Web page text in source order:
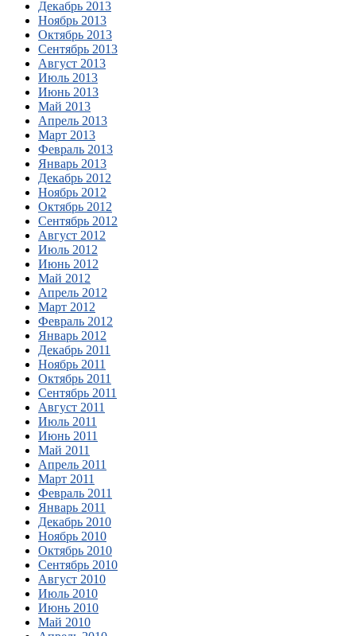
Декабрь 2013
Ноябрь 2013
Октябрь 2013
Сентябрь 2013
Август 2013
Июль 2013
Июнь 2013
Май 2013
Апрель 2013
Март 2013
Февраль 2013
Январь 2013
Декабрь 2012
Ноябрь 2012
Октябрь 2012
Сентябрь 2012
Август 2012
Июль 2012
Июнь 2012
Май 2012
Апрель 2012
Март 2012
Февраль 2012
Январь 2012
Декабрь 2011
Ноябрь 2011
Октябрь 2011
Сентябрь 2011
Август 2011
Июль 2011
Июнь 2011
Май 2011
Апрель 2011
Март 2011
Февраль 2011
Январь 2011
Декабрь 2010
Ноябрь 2010
Октябрь 2010
Сентябрь 2010
Август 2010
Июль 2010
Июнь 2010
Май 2010